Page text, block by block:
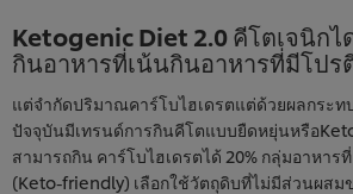
Ketogenic Diet 2.0 คีโตเจนิกไ
กินอาหารที่เน้นกินอาหารที่มีโป
แต่จํากัดปริมาณคาร์โบไฮเดรตแต่ด้วยผลกระ
ปัจจุบันมีเทรนด์การกินคีโตแบบยืดหยุ่นหรือ
สามารถกิน คาร์โบไฮเดรตได้ 20% กลุ่มอาหา
(Keto-friendly) เลือกใช้วัตถุดิบที่ไม่มีส่วนผสม